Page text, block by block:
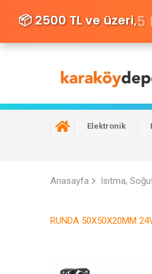
📦 2500 TL ve üzeri,5
Elektronik
Anasayfa Isıtma,
RUNDA 50X50X20MM